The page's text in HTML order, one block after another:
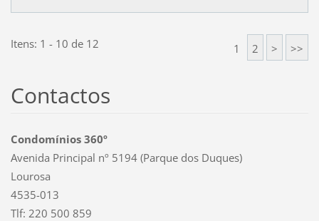
Itens: 1 - 10 de 12 1 2 > >>
Contactos
Condomínios 360º
Avenida Principal nº 5194 (Parque dos Duques)
Lourosa
4535-013
Tlf: 220 500 859